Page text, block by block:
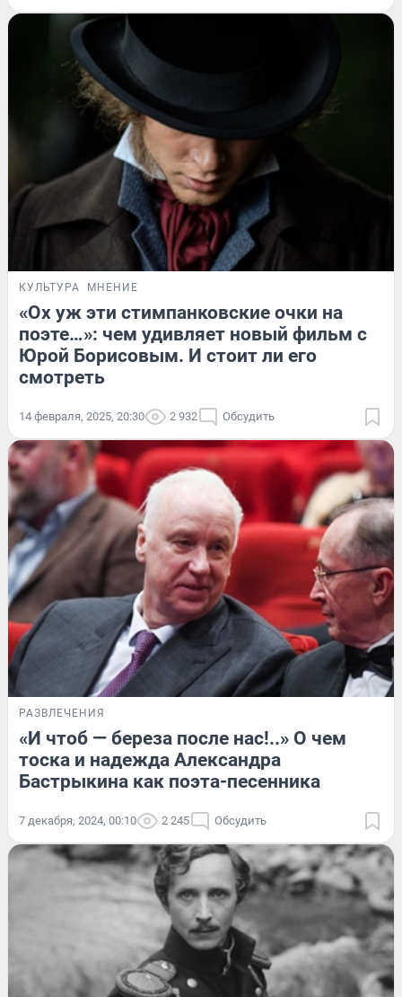
КУЛЬТУРА МНЕНИЕ
«Ох уж эти стимпанковские очки на
поэте…»: чем удивляет новый фильм с
Юрой Борисовым. И стоит ли его
смотреть
14 февраля, 2025, 20:30 2 932 Обсудить
РАЗВЛЕЧЕНИЯ
«И чтоб — береза после нас!..» О чем
тоска и надежда Александра
Бастрыкина как поэта-песенника
7 декабря, 2024, 00:10 2 245 Обсудить